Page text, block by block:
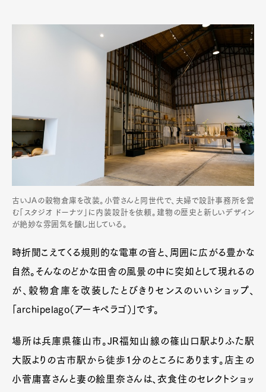
古いJAの穀物倉庫を改装。小菅さんと同世代で、夫婦で設計事務所を営
む「スタジオ ドーナツ」に内装設計を依頼。建物の歴史と新しいデザイン
が絶妙な雰囲気を醸し出している。
時折聞こえてくる規則的な電車の音と、周囲に広がる豊かな
自然。そんなのどかな田舎の風景の中に突如として現れるの
が、穀物倉庫を改装したとびきりセンスのいいショップ、
「archipelago（アーキペラゴ）」です。
場所は兵庫県篠山市。JR福知山線の篠山口駅よりふた駅
大阪よりの古市駅から徒歩１分のところにあります。店主の
小菅庸喜さんと妻の絵里奈さんは、衣食住のセレクトショッ